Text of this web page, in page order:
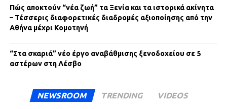
Πώς αποκτούν “νέα ζωή” τα Ξενία και τα ιστορικά ακίνητα
– Τέσσερις διαφορετικές διαδρομές αξιοποίησης από την
Αθήνα μέχρι Κομοτηνή
“Στα σκαριά” νέο έργο αναβάθμισης ξενοδοχείου σε 5
αστέρων στη Λέσβο
NEWSROOM TRENDING VIDEOS